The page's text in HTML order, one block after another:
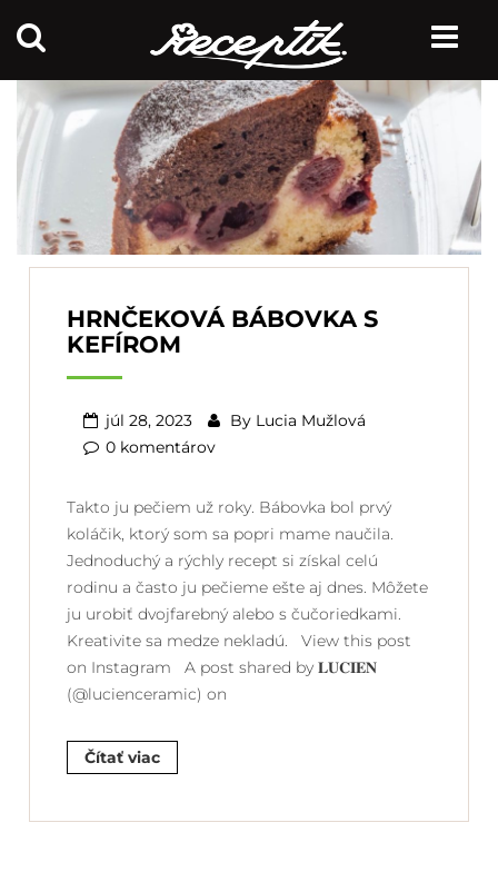
HRNČEKOVÁ BÁBOVKA S
KEFÍROM
júl 28, 2023 By Lucia Mužlová
0 komentárov
Takto ju pečiem už roky. Bábovka bol prvý
koláčik, ktorý som sa popri mame naučila.
Jednoduchý a rýchly recept si získal celú
rodinu a často ju pečieme ešte aj dnes. Môžete
ju urobiť dvojfarebný alebo s čučoriedkami.
Kreativite sa medze nekladú. View this post
on Instagram A post shared by 𝐋𝐔𝐂𝐈𝐄𝐍
(@lucienceramic) on
Čítať viac